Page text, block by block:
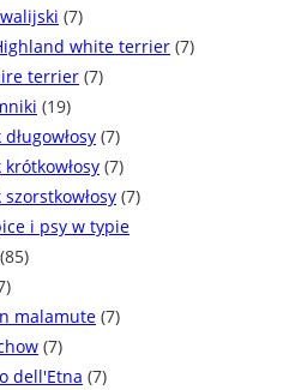
(7)
white terrier (7)
terrier (7)
(19)
(7)
krótkowłosy (7)
szorstkowłosy (7)
i psy w typie
(85)
malamute (7)
(7)
dell'Etna (7)